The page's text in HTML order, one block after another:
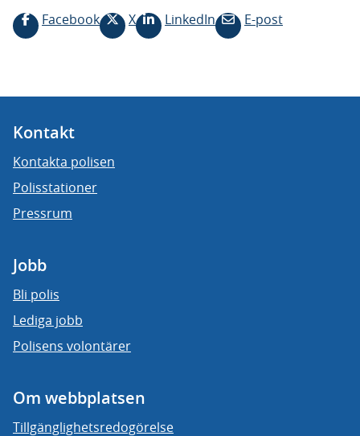
Facebook
X LinkedIn E-post
Kontakt
Kontakta polisen
Polisstationer
Pressrum
Jobb
Bli polis
Lediga jobb
Polisens volontärer
Om webbplatsen
Tillgänglighetsredogörelse